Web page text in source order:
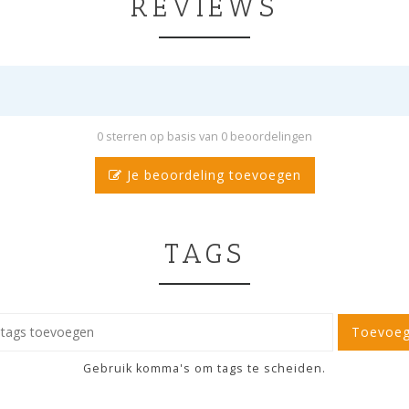
REVIEWS
0 sterren op basis van 0 beoordelingen
Je beoordeling toevoegen
TAGS
Gebruik komma's om tags te scheiden.